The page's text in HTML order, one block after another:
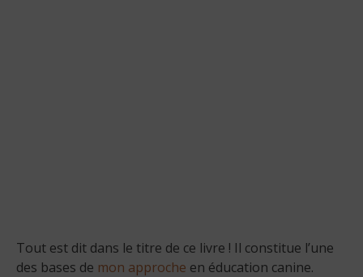
Tout est dit dans le titre de ce livre ! Il constitue l’une
des bases de mon approche en éducation canine.